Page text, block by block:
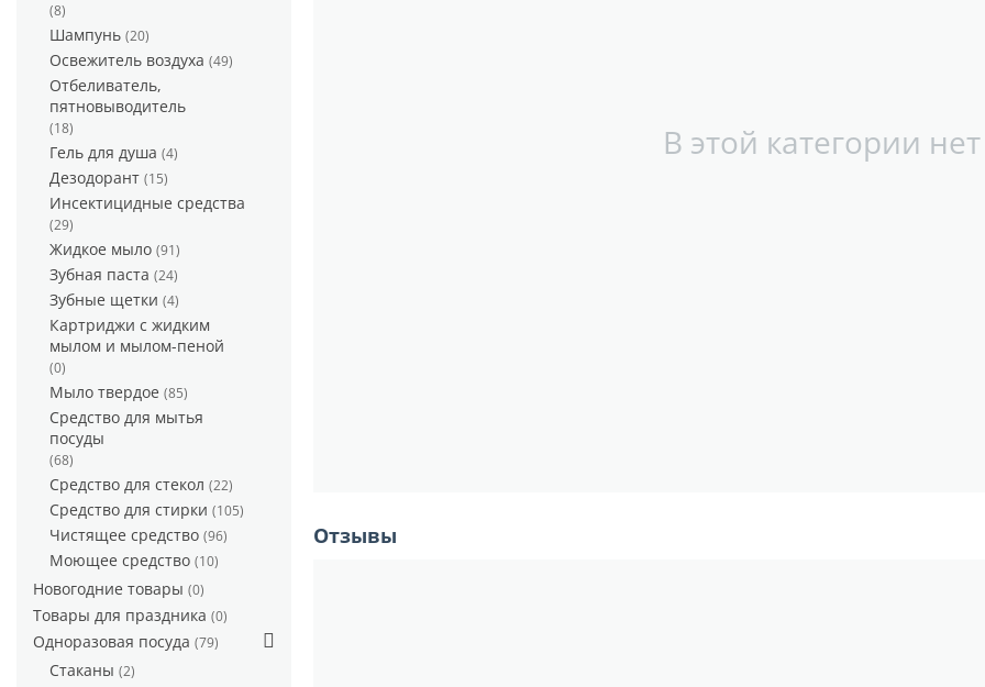
(8)
Шампунь (20)
Освежитель воздуха (49)
Отбеливатель,
пятновыводитель
(18)
Гель для душа (4)
Дезодорант (15)
Инсектицидные средства
(29)
Жидкое мыло (91)
Зубная паста (24)
Зубные щетки (4)
Картриджи с жидким
мылом и мылом-пеной
(0)
Мыло твердое (85)
Средство для мытья
посуды
(68)
Средство для стекол (22)
Средство для стирки (105)
Чистящее средство (96)
Моющее средство (10)
Новогодние товары (0)
Товары для праздника (0)
Одноразовая посуда (79)
Стаканы (2)
В этой категории
Отзывы